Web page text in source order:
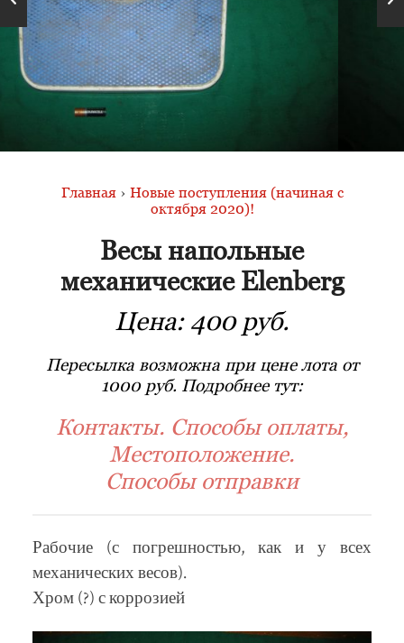
Главная › Новые поступления (начиная с
октября 2020)!
Весы напольные
механические Elenberg
Цена: 400 руб.
Пересылка возможна при цене лота от
1000 руб. Подробнее тут:
Контакты. Способы оплаты,
Местоположение.
Способы отправки
Рабочие (с погрешностью, как и у всех
механических весов).
Хром (?) с коррозией